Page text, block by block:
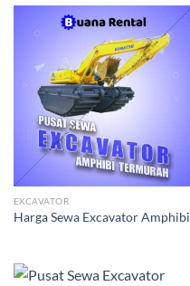
EXCAVATOR
Harga Sewa Excavator Amphibi